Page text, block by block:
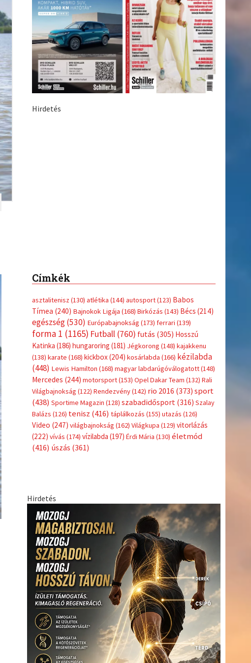
Hirdetés
Címkék
asztalitenisz(130) autosport(123)Babos
Tímea(240)Bajnokok Ligája (168)Birkózás(143)Bécs(214)
egészség(530) Európabajnokság(173)ferrari(139)
forma 1(1165) (760)futás(305)
Hosszú
Katinka(186)hungaroring (181)Jégkorong(148)
kajakkenu
(138)karate(168)kickbox(204) kosárlabda(166)kézilabda
(448)Lewis Hamilton(168)magyar labdarúgóválogatott(148)
Mercedes(244)motorsport(153)Opel Dakar Team(132)Rali
Világbajnokság(122)Rendezvény(142)rio 2016(373)sport
(438)Sportime Magazin (128)szabadidősport (316)Szalay
Balázs
(126)tenisz(416)táplálkozás(155)utazás(126)
Video (247)világbajnokság(162) Világkupa(129)vitorlázás
(222)
vívás(174)vízilabda(197) Érdi Mária(130)életmód